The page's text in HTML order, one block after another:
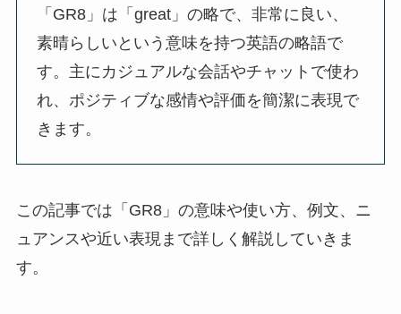
「GR8」は「great」の略で、非常に良い、
素晴らしいという意味を持つ英語の略語で
す。主にカジュアルな会話やチャットで使わ
れ、ポジティブな感情や評価を簡潔に表現で
きます。
この記事では「GR8」の意味や使い方、例文、ニ
ュアンスや近い表現まで詳しく解説していきま
す。